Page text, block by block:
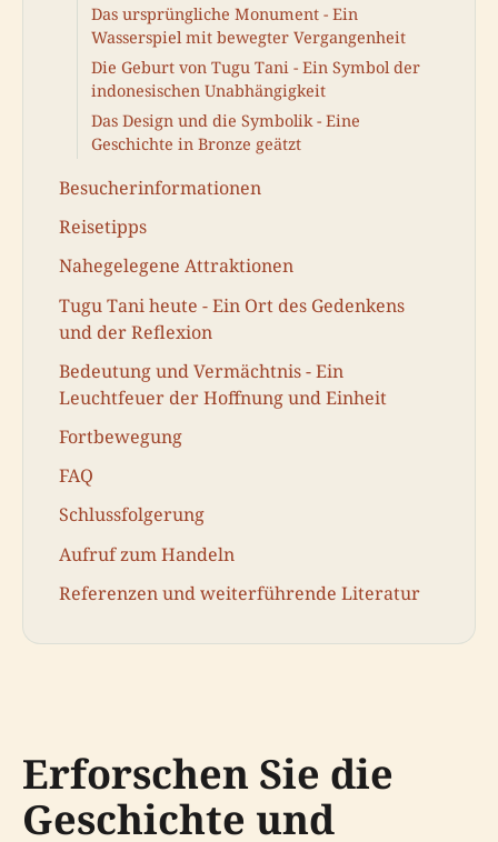
Das ursprüngliche Monument - Ein
Wasserspiel mit bewegter Vergangenheit
Die Geburt von Tugu Tani - Ein Symbol der
indonesischen Unabhängigkeit
Das Design und die Symbolik - Eine
Geschichte in Bronze geätzt
Besucherinformationen
Reisetipps
Nahegelegene Attraktionen
Tugu Tani heute - Ein Ort des Gedenkens
und der Reflexion
Bedeutung und Vermächtnis - Ein
Leuchtfeuer der Hoffnung und Einheit
Fortbewegung
FAQ
Schlussfolgerung
Aufruf zum Handeln
Referenzen und weiterführende Literatur
Erforschen Sie die
Geschichte und